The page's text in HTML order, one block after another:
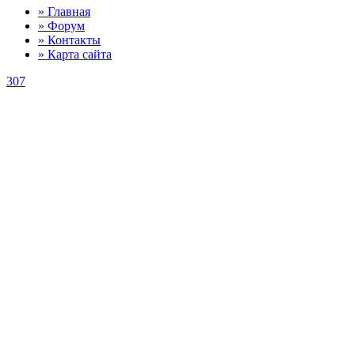
» Главная
» Форум
» Контакты
» Карта сайта
307